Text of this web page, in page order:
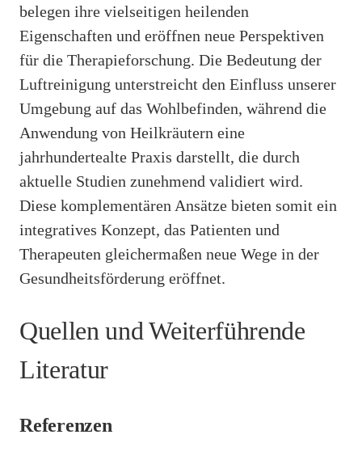
belegen ihre vielseitigen heilenden
Eigenschaften und eröffnen neue Perspektiven
für die Therapieforschung. Die Bedeutung der
Luftreinigung unterstreicht den Einfluss unserer
Umgebung auf das Wohlbefinden, während die
Anwendung von Heilkräutern eine
jahrhundertealte Praxis darstellt, die durch
aktuelle Studien zunehmend validiert wird.
Diese komplementären Ansätze bieten somit ein
integratives Konzept, das Patienten und
Therapeuten gleichermaßen neue Wege in der
Gesundheitsförderung eröffnet.
Quellen und Weiterführende
Literatur
Referenzen